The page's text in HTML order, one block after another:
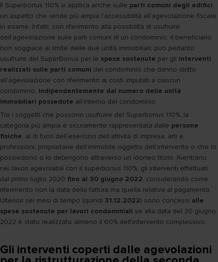
Il Superbonus 110% si applica anche sulle parti comuni degli edifici,
un aspetto che rende più ampia l’accessibilità all’agevolazione fiscale
in esame. Infatti, con riferimento alla possibilità di usufruire
dell’agevolazione sulle parti comuni di un condominio, il beneficiario
non soggiace al limite delle due unità immobiliari; può pertanto
usufruire del SuperBonus per le spese sostenute per gli interventi
realizzati sulle parti comuni del condominio che danno diritto
all'agevolazione con riferimento ai costi imputati a ciascun
condomino, indipendentemente dal numero delle unità
immobiliari possedute all’interno del condominio.
Tra i soggetti che possono usufruire del Superbonus 110%, la
categoria più ampia è sicuramente rappresentata dalle persone
fisiche, al di fuori dell’esercizio dell’attività di impresa, arti e
professioni, proprietarie dell’immobile oggetto dell’intervento o che lo
possiedono o lo detengono attraverso un idoneo titolo. Rientrano
nei lavori agevolabili con il superbonus 110%, gli interventi effettuati
dal primo luglio 2020 fino al 30 giugno 2022, considerando come
riferimento non la data della fattura ma quella relativa al pagamento.
Ulteriori sei mesi di tempo (quindi 31.12.2022) sono concessi alle
spese sostenute per lavori condominiali se alla data del 30 giugno
2022 è stato realizzato almeno il 60% dell’intervento complessivo.
Gli interventi coperti dalle agevolazioni